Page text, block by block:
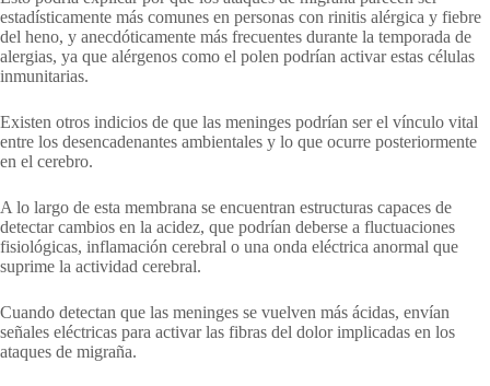
estadísticamente más comunes en personas con rinitis alérgica y fiebre
del heno, y anecdóticamente más frecuentes durante la temporada de
alergias, ya que alérgenos como el polen podrían activar estas células
inmunitarias.
Existen otros indicios de que las meninges podrían ser el vínculo vital
entre los desencadenantes ambientales y lo que ocurre posteriormente
en el cerebro.
A lo largo de esta membrana se encuentran estructuras capaces de
detectar cambios en la acidez, que podrían deberse a fluctuaciones
fisiológicas, inflamación cerebral o una onda eléctrica anormal que
suprime la actividad cerebral.
Cuando detectan que las meninges se vuelven más ácidas, envían
señales eléctricas para activar las fibras del dolor implicadas en los
ataques de migraña.